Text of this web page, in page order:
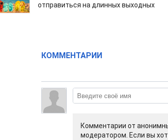
отправиться на длинных выходных
КОММЕНТАРИИ
Комментарии от
модератором. Если вы